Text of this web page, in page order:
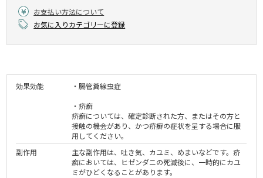
お支払い方法について
お気に入りカテゴリーに登録
効果効能
・腸管糞線虫症
・疥癬
疥癬については、確定診断された方、またはその方と
接触の機会があり、かつ疥癬の症状を呈する場合に服
用してください。
副作用
主な副作用は、吐き気、カユミ、めまいなどです。疥
癬においては、ヒゼンダニの死滅後に、一時的にカユ
ミがひどくなることがあります。